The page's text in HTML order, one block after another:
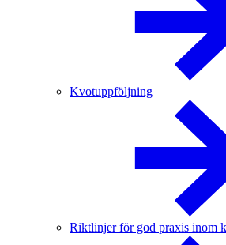
Kvotuppföljning
Riktlinjer för god praxis inom